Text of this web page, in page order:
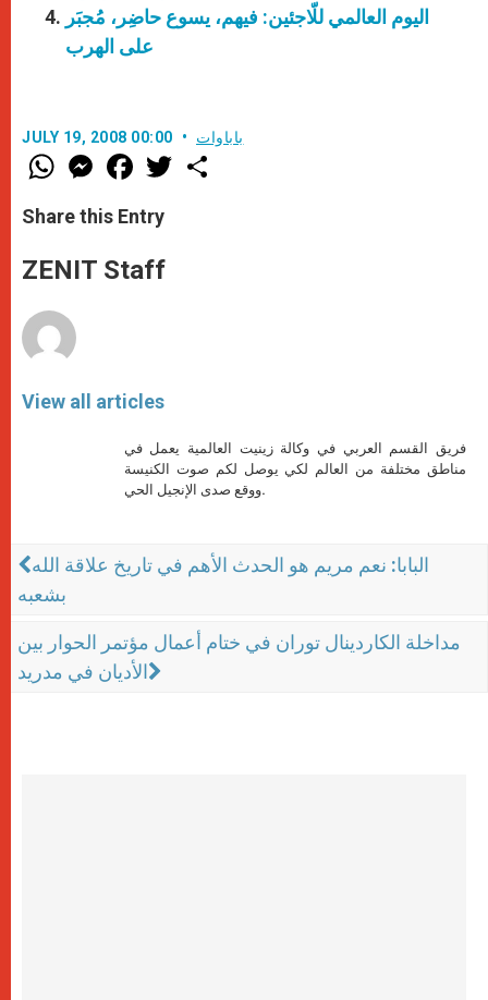
اليوم العالمي للّاجئين: فيهم، يسوع حاضِر، مُجبَر
على الهرب
JULY 19, 2008 00:00 باباوات
W
h
t
s
p
p
M
e
s
e
g
e
F
a
e
b
o
k
w
Share this Entry
ZENIT Staff
View all articles
فريق القسم العربي في وكالة زينيت العالمية يعمل في
مناطق مختلفة من العالم لكي يوصل لكم صوت الكنيسة
ووقع صدى الإنجيل الحي.
البابا: نعم مريم هو الحدث الأهم في تاريخ علاقة الله
بشعبه
مداخلة الكاردينال توران في ختام أعمال مؤتمر الحوار بين
الأديان في مدريد